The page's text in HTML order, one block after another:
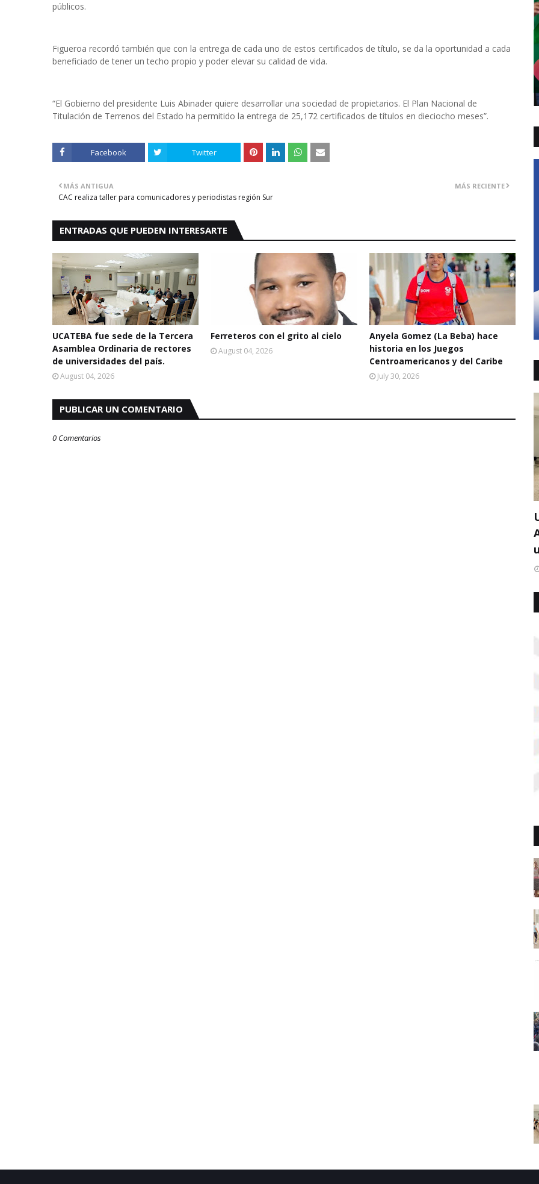
públicos.
Figueroa recordó también que con la entrega de cada uno de estos certificados de título, se da la oportunidad a cada
beneficiado de tener un techo propio y poder elevar su calidad de vida.
“El Gobierno del presidente Luis Abinader quiere desarrollar una sociedad de propietarios. El Plan Nacional de
Titulación de Terrenos del Estado ha permitido la entrega de 25,172 certificados de títulos en dieciocho meses”.
Facebook Twitter
MÁS RECIENTE
MÁS ANTIGUA
CAC realiza taller para comunicadores y periodistas región Sur
ENTRADAS QUE PUEDEN INTERESARTE
UCATEBA fue sede de la Tercera
Asamblea Ordinaria de rectores
de universidades del país.
August 04, 2026
Ferreteros con el grito al cielo
August 04, 2026
Anyela Gomez (La Beba) hace
historia en los Juegos
Centroamericanos y del Caribe
July 30, 2026
PUBLICAR UN COMENTARIO
0 Comentarios